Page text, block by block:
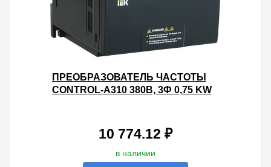
ПРЕОБРАЗОВАТЕЛЬ ЧАСТОТЫ
CONTROL-A310 380В, 3Ф 0,75 KW
10 774.12 ₽
в наличии